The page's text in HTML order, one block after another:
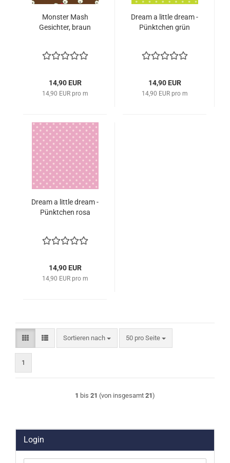
Monster Mash
Gesichter, braun
14,90 EUR
14,90 EUR pro m
Dream a little dream -
Pünktchen grün
14,90 EUR
14,90 EUR pro m
Dream a little dream -
Pünktchen rosa
14,90 EUR
14,90 EUR pro m
Sortieren nach
Sortieren nach 50 pro Seite
pro Seite
1
1 bis 21 (von insgesamt 21)
Login